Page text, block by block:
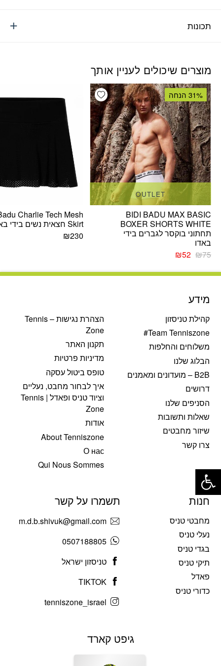
תכונות
מוצרים שיכולים לעניין אותך
Add wishlist 31% הנחה
OUTLET
BIDI BADU MAX BASIC
BOXER SHORTS WHITE
תחתוני בוקסר לגברים בידי
באדו
₪75
המחיר
היה:
₪52 המחיר
הוא:
Charlie Tech Mesh
Skirt חצאית נשים בידי באדו
₪230
מידע
קהילת טניסזון
Team Tenniszone#
משלוחים והחלפות
הבלוג שלנו
B2B – מועדונים ומאמנים
דרושים
הסניפים שלנו
שאלות ותשובות
שיזור מחבטים
צרו קשר
הצהרת נגישות – Tennis
Zone
תקנון האתר
מדיניות פרטיות
טופס ביטול עסקה
איך לבחור מחבט, נעליים
וציוד טניס ופאדל | Tennis
Zone
אודות
About Tenniszone
О нас
Qui Nous Sommes
חנות
מחבטי טניס
נעלי טניס
בגדי טניס
תיקי טניס
פאדל
כדורי טניס
תשמרו על קשר
m.d.b.shivuk@gmail.com
0507188805
טניסזון ישראל
TIKTOK
tenniszone_israel
גיפט קארד
פתח סרגל נגישות